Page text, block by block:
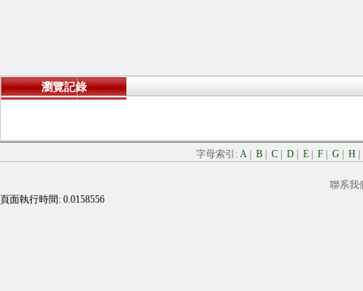
瀏覽記錄
字母索引: A B C D E F G H
聯系我
頁面執行時間: 0.0158556